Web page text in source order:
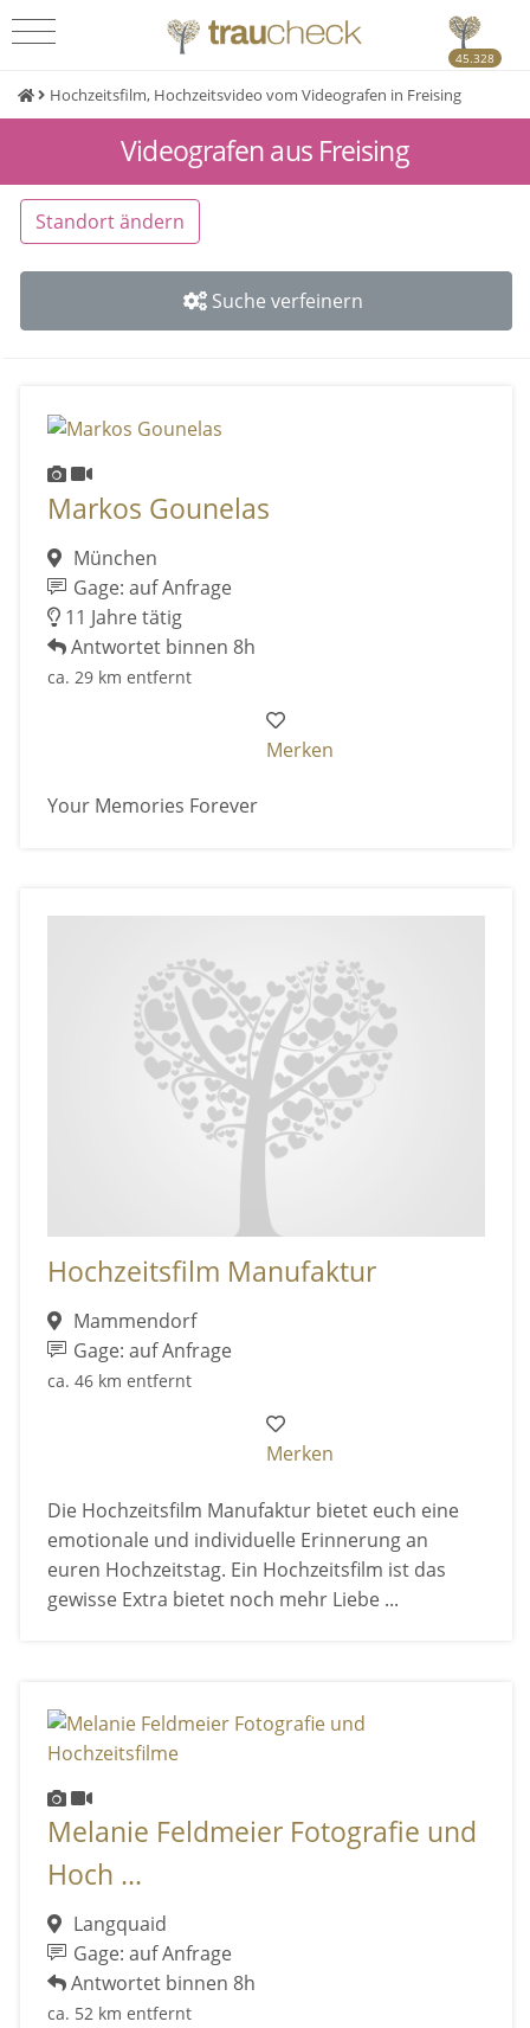
45.328
Hochzeitsfilm, Hochzeitsvideo vom Videografen in Freising
Videografen aus Freising
Standort ändern
Suche verfeinern
Markos Gounelas
München
Gage: auf Anfrage
11 Jahre tätig
Antwortet binnen 8h
ca. 29 km entfernt
Merken
Your Memories Forever
Hochzeitsfilm Manufaktur
Mammendorf
Gage: auf Anfrage
ca. 46 km entfernt
Merken
Die Hochzeitsfilm Manufaktur bietet euch eine
emotionale und individuelle Erinnerung an
euren Hochzeitstag. Ein Hochzeitsfilm ist das
gewisse Extra bietet noch mehr Liebe ...
Melanie Feldmeier Fotografie und
Hoch ...
Langquaid
Gage: auf Anfrage
Antwortet binnen 8h
ca. 52 km entfernt